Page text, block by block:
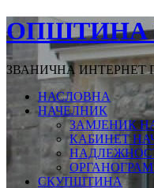
ОПШТИНА
ЗВАНИЧНА ИНТЕРНЕТ
НАСЛОВНА
НАЧЕЛНИК
ЗАМЈЕНИК
КАБИНЕТ
СКУПШТИНА